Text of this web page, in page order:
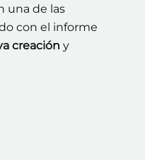
una de las
con el informe
creación y